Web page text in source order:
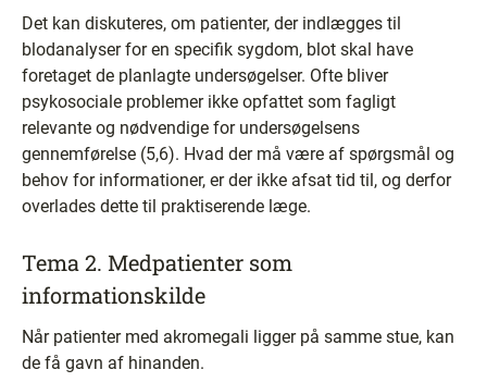
Det kan diskuteres, om patienter, der indlægges til
blodanalyser for en specifik sygdom, blot skal have
foretaget de planlagte undersøgelser. Ofte bliver
psykosociale problemer ikke opfattet som fagligt
relevante og nødvendige for undersøgelsens
gennemførelse (5,6). Hvad der må være af spørgsmål og
behov for informationer, er der ikke afsat tid til, og derfor
overlades dette til praktiserende læge.
Tema 2. Medpatienter som
informationskilde
Når patienter med akromegali ligger på samme stue, kan
de få gavn af hinanden.